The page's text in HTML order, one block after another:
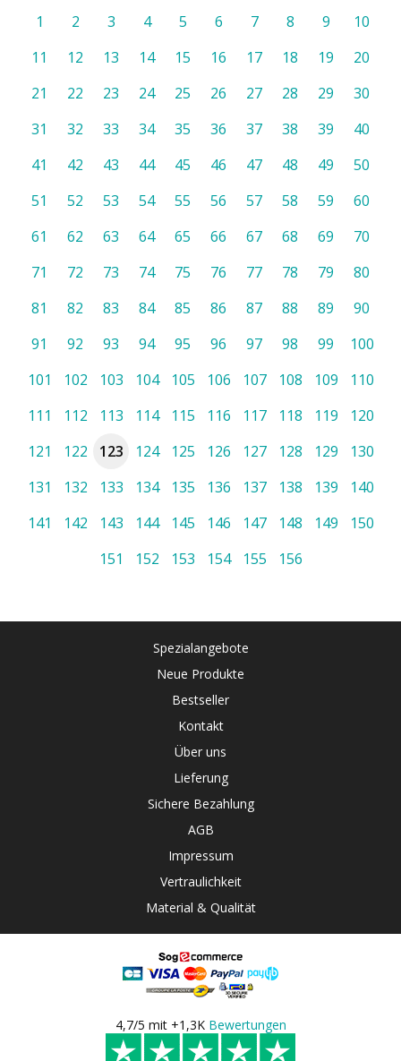
1 2 3 4 5 6 7 8 9
10
11
12 13 14 15 16 17 18 19
20
21
22 23 24 25 26 27 28 29
30
31
32 33 34 35 36 37 38 39
40
41
42 43 44 45 46 47 48 49
50
51
52 53 54 55 56 57 58 59
60
61
62 63 64 65 66 67 68 69
70
71
72 73 74 75 76 77 78 79
80
81
82 83 84 85 86 87 88 89
90
91
92 93 94 95 96 97 98 99
100
101
102 103 104 105 106 107 108 109
110
111
112 113 114 115 116 117 118 119
120
121
122 123 124 125 126 127 128 129
130
131
132 133 134 135 136 137 138 139
140
141
142 143 144 145 146 147 148 149
150
151
152 153 154 155 156
Spezialangebote
Neue Produkte
Bestseller
Kontakt
Über uns
Lieferung
Sichere Bezahlung
AGB
Impressum
Vertraulichkeit
Material & Qualität
4,7/5 mit +1,3K Bewertungen